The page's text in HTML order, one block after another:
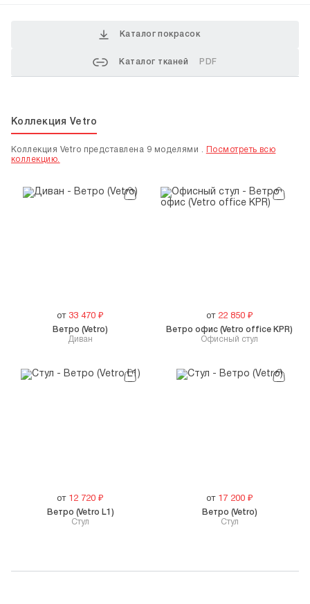
Каталог покрасок
Каталог тканей PDF
Коллекция Vetro
Коллекция Vetro представлена 9 моделями .
Посмотреть всю
коллекцию.
от 33 470 ₽
Диван
Ветро (Vetro)
от 22 850₽
Офисный стул
Ветро офис (Vetro office KPR)
от 12 720 ₽
Стул
Ветро (Vetro L1)
от 17 200₽
Стул
Ветро (Vetro)